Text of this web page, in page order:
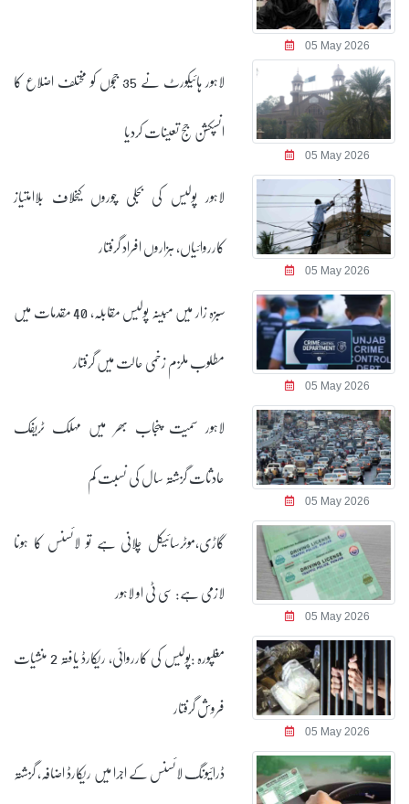
05 May 2026
05 May 2026
لاہور ہائیکورٹ نے 35 ججوں کو مختلف اضلاع کا
انسپکشن جج تعینات کردیا
05 May 2026
لاہور پولیس کی بجلی چوروں کیخلاف بلاامتیاز
کارروائیاں، ہزاروں افراد گرفتار
05 May 2026
سبزہ زار میں مبینہ پولیس مقابلہ، 40 مقدمات میں
مطلوب ملزم زخمی حالت میں گرفتار
05 May 2026
لاہور سمیت پنجاب بھر میں مہلک ٹریفک
حادثات گزشتہ سال کی نسبت کم
05 May 2026
گاڑی،موٹرسائیکل چلانی ہے تو لائسنس کا ہونا
لازمی ہے: سی ٹی او لاہور
05 May 2026
مغلپورہ :پولیس کی کارروائی، ریکارڈ یافتہ 2 منشیات
فروش گرفتار
ڈرائیونگ لائسنس کے اجرا میں ریکارڈ اضافہ، گزشتہ